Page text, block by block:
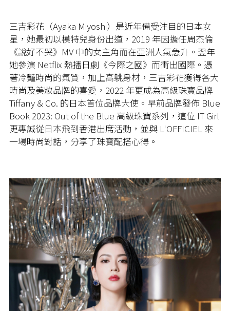
三吉彩花（Ayaka Miyoshi）是近年備受注目的日本女
星，她最初以模特兒身份出道，2019 年因擔任周杰倫
《說好不哭》MV 中的女主角而在亞洲人氣急升。翌年
她參演 Netflix 熱播日劇《今際之國》而衝出國際。憑
著冷豔時尚的氣質，加上高䠷身材，三吉彩花獲得各大
時尚及美妝品牌的喜愛，2022 年更成為高級珠寶品牌
Tiffany & Co. 的日本首位品牌大使。早前品牌發佈 Blue
Book 2023: Out of the Blue 高級珠寶系列，這位 IT Girl
更專誠從日本飛到香港出席活動，並與 L'OFFICIEL 來
一場時尚對話，分享了珠寶配搭心得。